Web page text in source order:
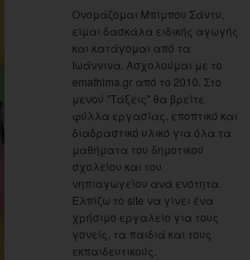
Ονομάζομαι Μπίμπου Σάντυ,
είμαι δασκάλα ειδικής αγωγής
και κατάγομαι από τα
Ιωάννινα. Ασχολούμαι με το
emathima.gr από το 2010. Στο
μενού "Τάξεις" θα βρείτε
φύλλα εργασίας, εποπτικό και
διαδραστικό υλικό για όλα τα
μαθήματα του δημοτικού
σχολείου και του
νηπιαγωγείου ανά ενότητα.
Ελπίζω το site να γίνει ένα
χρήσιμο εργαλείο για τους
γονείς, τα παιδιά και τους
εκπαιδευτικούς.